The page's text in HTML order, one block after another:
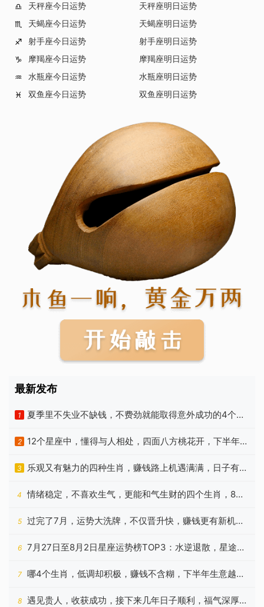
♎
天秤座今日运势
天秤座明日运势
♏
天蝎座今日运势
天蝎座明日运势
♐
射手座今日运势
射手座明日运势
♑
摩羯座今日运势
摩羯座明日运势
♒
水瓶座今日运势
水瓶座明日运势
♓
双鱼座今日运势 双鱼座明日运势
最新发布
1
夏季里不失业不缺钱，不费劲就能取得意外成功的4个生
2
12个星座中，懂得与人相处，四面八方桃花开，下半年走
运的是谁
3
乐观又有魅力的四种生肖，赚钱路上机遇满满，日子有福
气
4
情绪稳定，不喜欢生气，更能和气生财的四个生肖，8月
有望翻身
5
过完了7月，运势大洗牌，不仅晋升快，赚钱更有新机遇
的星座
6
7月27日至8月2日星座运势榜TOP3：水逆退散，星途重
启
7
哪4个生肖，低调却积极，赚钱不含糊，下半年生意越做
越顺
8
遇见贵人，收获成功，接下来几年日子顺利，福气深厚的